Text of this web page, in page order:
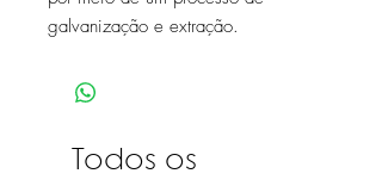
galvanização e extração.
Todos os